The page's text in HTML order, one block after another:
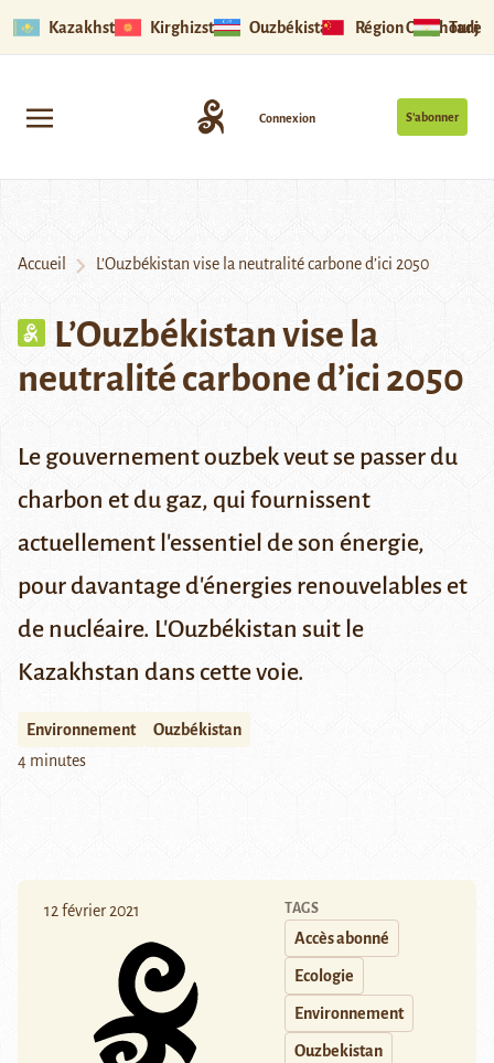
Kazakhstan Kirghizstan Ouzbékistan Région Ouïghoure
S’abonner
Connexion
Accueil L’Ouzbékistan vise la neutralité carbone d’ici 2050
L’Ouzbékistan vise la
neutralité carbone d’ici 2050
Le gouvernement ouzbek veut se passer du
charbon et du gaz, qui fournissent
actuellement l'essentiel de son énergie,
pour davantage d'énergies renouvelables et
de nucléaire. L'Ouzbékistan suit le
Kazakhstan dans cette voie.
Environnement
Ouzbékistan
4 minutes
12 février 2021 TAGS
Accès abonné
Ecologie
Environnement
Ouzbekistan